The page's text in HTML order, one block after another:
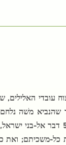
עובדי האלילים,
שהנביא משׁה
האלוהים! במדבר נאמר: " 50 וידבר יהוה אל-משה
ואבדתם, את כל-